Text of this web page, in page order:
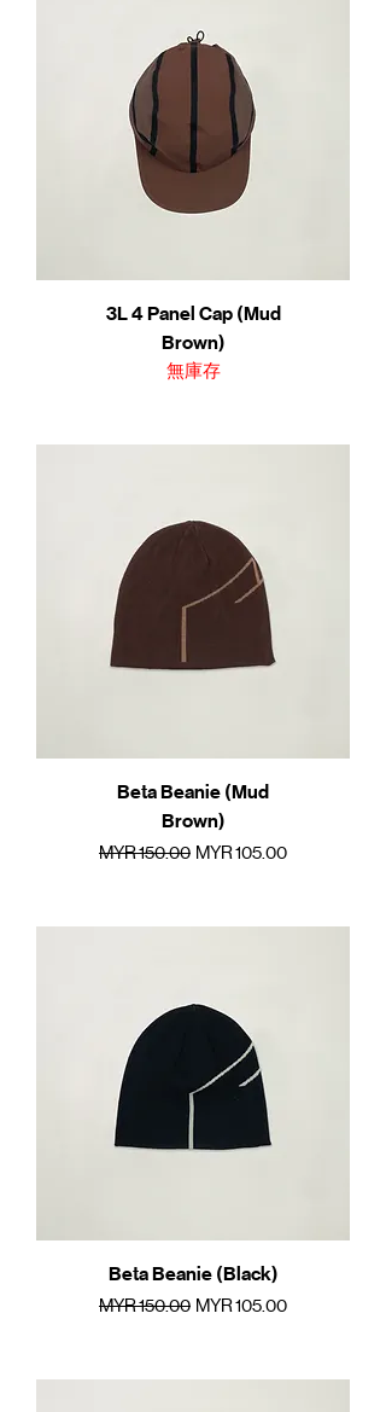
3L 4 Panel Cap (Mud
Brown)
無庫存
Beta Beanie (Mud
Brown)
一般價格
MYR 150.00 促銷價格
MYR 105.00
Beta Beanie (Black)
一般價格
MYR 150.00 促銷價格
MYR 105.00